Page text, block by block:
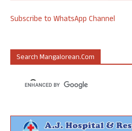
Subscribe to WhatsApp Channel
Search Mangalorean.com